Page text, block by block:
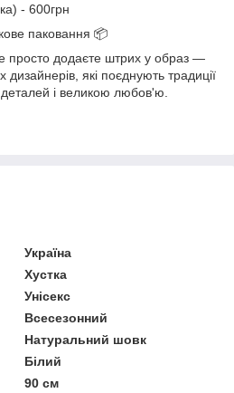
- 600грн
паковання 📦
просто додаєте штрих у образ —
дизайнерів, які поєднують традиції
деталей і великою любов'ю.
Україна
Хустка
Унісекс
Всесезонний
Натуральний шовк
Білий
90 см